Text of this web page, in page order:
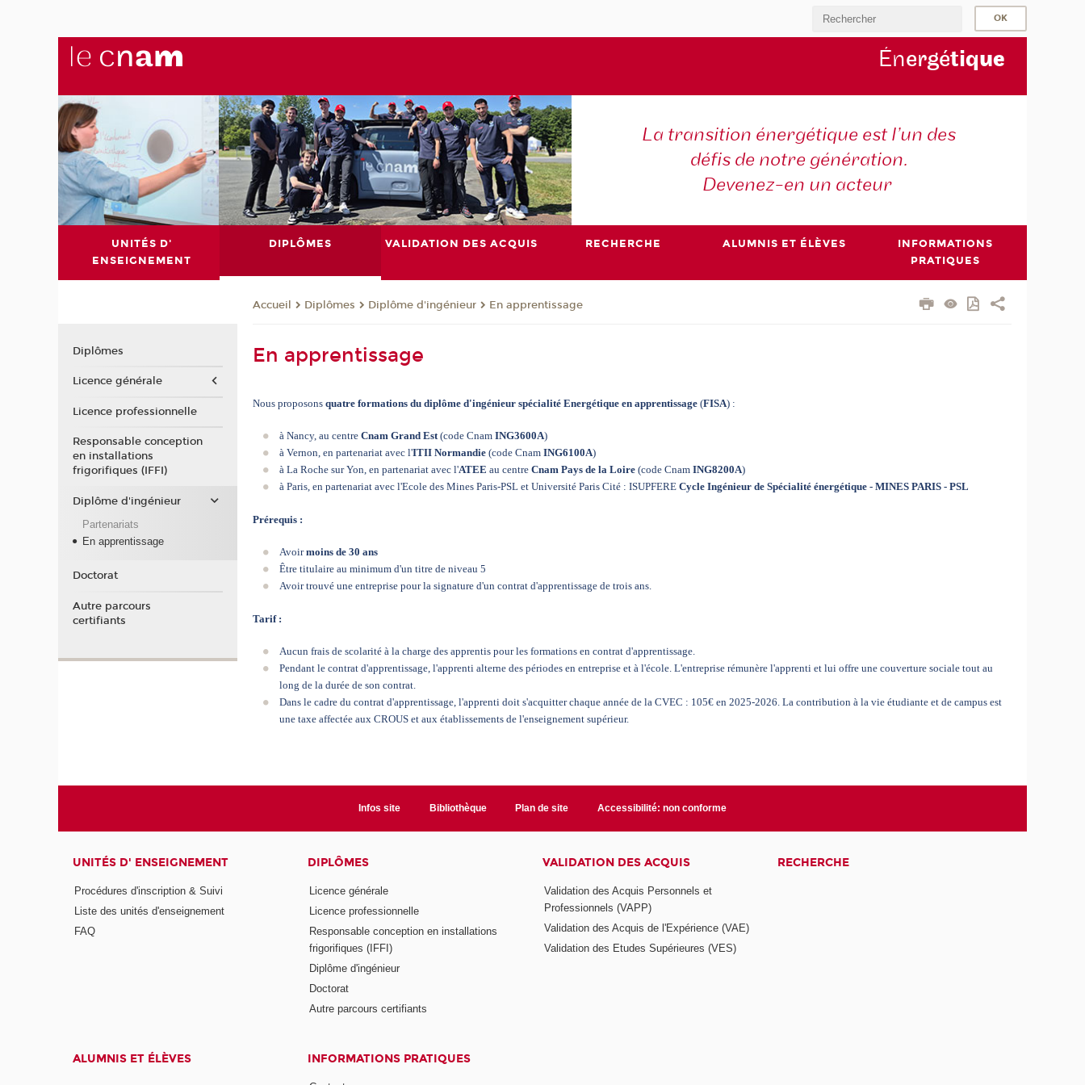
Énergétique
La transition énergétique est l’un des
défis de notre génération.
Devenez-en un acteur
UNITÉS D'
ENSEIGNEMENT
DIPLÔMES VALIDATION DES ACQUIS RECHERCHE ALUMNIS ET ÉLÈVES
INFORMATIONS
PRATIQUES
Accueil Diplômes Diplôme d'ingénieur En apprentissage
En apprentissage
Nous proposonsquatre formations du diplôme d'ingénieur spécialité Energétique en apprentissage (FISA) :
à Nancy, au centre Cnam Grand Est (code Cnam ING3600A)
à Vernon, en partenariat avec l'ITII Normandie (code Cnam ING6100A)
à La Roche sur Yon, en partenariat avec l'ATEE au centre Cnam Pays de la Loire(code Cnam ING8200A)
à Paris, en partenariat avec l'Ecole des Mines Paris-PSL et Université Paris Cité : ISUPFERE Cycle Ingénieur de Spécialité énergétique - MINES PARIS - PSL
Prérequis :
Avoirmoins de 30 ans
Être titulaire au minimum d'un titre de niveau 5
Avoir trouvé une entreprise pour la signature d'un contrat d'apprentissage de trois ans.
Tarif :
Aucun frais de scolarité à la charge des apprentis pour les formations en contrat d'apprentissage.
Pendant le contrat d'apprentissage, l'apprenti alterne des périodes en entreprise et à l'école. L'entreprise rémunère l'apprenti et lui offre une couverture sociale tout au
long de la durée de son contrat.
Dans le cadre du contrat d'apprentissage, l'apprenti doit s'acquitter chaque année de la CVEC : 105€ en 2025-2026. La contribution à la vie étudiante et de campus est
une taxe affectée aux CROUS et aux établissements de l'enseignement supérieur.
Diplômes
Licence générale
Licence professionnelle
Responsable conception
en installations
frigorifiques (IFFI)
Diplôme d'ingénieur
Partenariats
En apprentissage
Doctorat
Autre parcours
certifiants
Infos site Bibliothèque Plan de site Accessibilité: non conforme
UNITÉS D' ENSEIGNEMENT
Procédures d'inscription & Suivi
Liste des unités d'enseignement
FAQ
DIPLÔMES
Licence générale
Licence professionnelle
Responsable conception en installations
frigorifiques (IFFI)
Diplôme d'ingénieur
Doctorat
Autre parcours certifiants
VALIDATION DES ACQUIS
Validation des Acquis Personnels et
Professionnels (VAPP)
Validation des Acquis de l'Expérience (VAE)
Validation des Etudes Supérieures (VES)
RECHERCHE
ALUMNIS ET ÉLÈVES INFORMATIONS PRATIQUES